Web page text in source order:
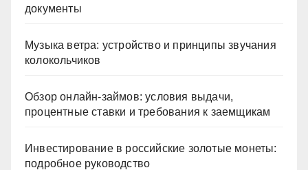
документы
Музыка ветра: устройство и принципы звучания
колокольчиков
Обзор онлайн-займов: условия выдачи,
процентные ставки и требования к заемщикам
Инвестирование в российские золотые монеты:
подробное руководство